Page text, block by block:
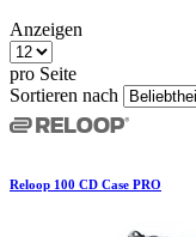
Anzeigen
pro Seite
Sortieren nach
Reloop 100 CD Case PRO